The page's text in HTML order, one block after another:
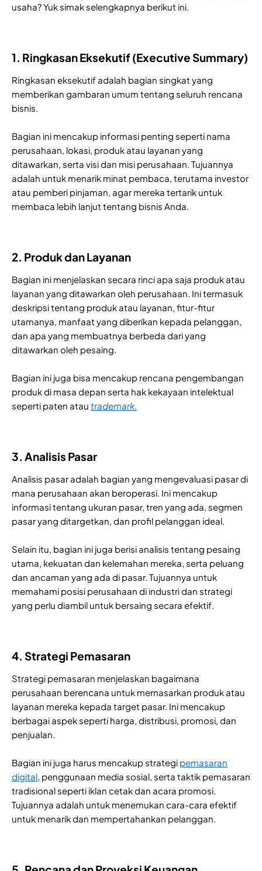
usaha? Yuk simak selengkapnya berikut ini.
1. Ringkasan Eksekutif (Executive Summary)
Ringkasan eksekutif adalah bagian singkat yang
memberikan gambaran umum tentang seluruh rencana
bisnis.
Bagian ini mencakup informasi penting seperti nama
perusahaan, lokasi, produk atau layanan yang
ditawarkan, serta visi dan misi perusahaan. Tujuannya
adalah untuk menarik minat pembaca, terutama investor
atau pemberi pinjaman, agar mereka tertarik untuk
membaca lebih lanjut tentang bisnis Anda.
2. Produk dan Layanan
Bagian ini menjelaskan secara rinci apa saja produk atau
layanan yang ditawarkan oleh perusahaan. Ini termasuk
deskripsi tentang produk atau layanan, fitur-fitur
utamanya, manfaat yang diberikan kepada pelanggan,
dan apa yang membuatnya berbeda dari yang
ditawarkan oleh pesaing.
Bagian ini juga bisa mencakup rencana pengembangan
produk di masa depan serta hak kekayaan intelektual
seperti paten atau trademark.
3. Analisis Pasar
Analisis pasar adalah bagian yang mengevaluasi pasar di
mana perusahaan akan beroperasi. Ini mencakup
informasi tentang ukuran pasar, tren yang ada, segmen
pasar yang ditargetkan, dan profil pelanggan ideal.
Selain itu, bagian ini juga berisi analisis tentang pesaing
utama, kekuatan dan kelemahan mereka, serta peluang
dan ancaman yang ada di pasar. Tujuannya untuk
memahami posisi perusahaan di industri dan strategi
yang perlu diambil untuk bersaing secara efektif.
4. Strategi Pemasaran
Strategi pemasaran menjelaskan bagaimana
perusahaan berencana untuk memasarkan produk atau
layanan mereka kepada target pasar. Ini mencakup
berbagai aspek seperti harga, distribusi, promosi, dan
penjualan.
Bagian ini juga harus mencakup strategi pemasaran
digital , penggunaan media sosial, serta taktik pemasaran
tradisional seperti iklan cetak dan acara promosi.
Tujuannya adalah untuk menemukan cara-cara efektif
untuk menarik dan mempertahankan pelanggan.